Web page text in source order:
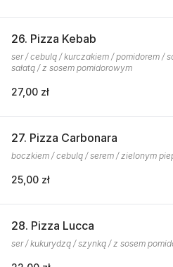
26. Pizza Kebab
ser / cebulą / kurczakiem / pomidorem /
sałatą / z sosem pomidorowym
27,00 zł
27. Pizza Carbonara
boczkiem / cebulą / serem / zielonym
25,00 zł
28. Pizza Lucca
ser / kukurydzą / szynką / z sosem